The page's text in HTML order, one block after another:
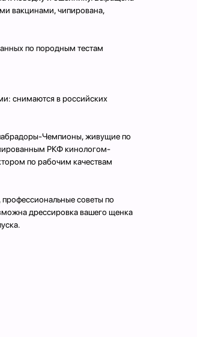
вакцинами, чипирована,
по породным тестам
снимаются в российских
Чемпионы, живущие по
РКФ кинологом-
по рабочим качествам
советы по
дрессировка вашего щенка